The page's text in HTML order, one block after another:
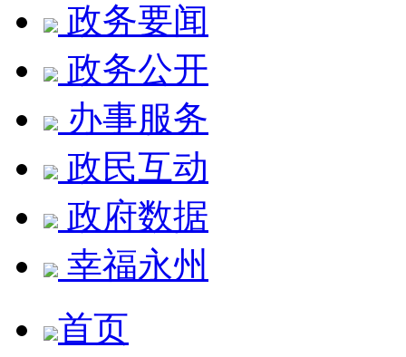
政务要闻
政务公开
办事服务
政民互动
政府数据
幸福永州
首页